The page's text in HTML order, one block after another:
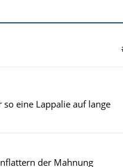
eine Lappalie auf lange
der Mahnung